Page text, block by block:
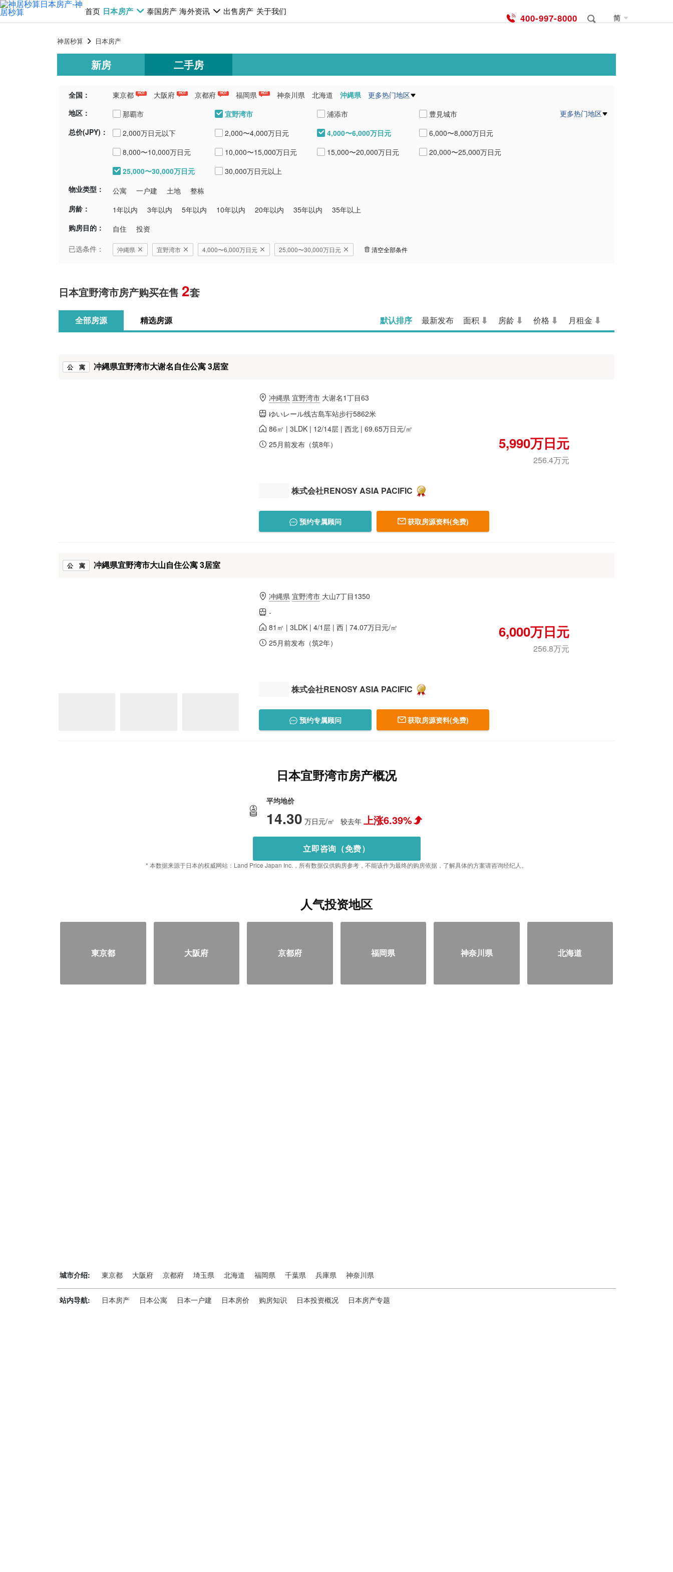
400-997-8000 简
首页 日本房产 泰国房产 海外资讯 出售房产 关于我们
神居秒算 日本房产
新房 二手房
全国： 東京都 HOT 大阪府 HOT 京都府 HOT 福岡県 HOT 神奈川県 北海道 沖縄県
更多热门地区
千葉県
埼玉県 新潟県 愛知県
地区： 那覇市 宜野湾市 浦添市
豊見城市
宮古島市
国頭郡本部町 国頭郡恩納村
中頭郡読谷村
中頭郡中城村
更多热门地区
总价(JPY)：
2,000万日元以下 2,000〜4,000万日元 4,000〜6,000万日元
6,000〜8,000万日元
8,000〜10,000万日元
10,000〜15,000万日元 15,000〜20,000万日元
20,000〜25,000万日元
25,000〜30,000万日元
30,000万日元以上
物业类型：
公寓 一户建 土地
整栋
房龄：
1年以内 3年以内 5年以内 10年以内 20年以内 35年以内
35年以上
购房目的：
自住
投资
已选条件：
沖縄県 宜野湾市 4,000〜6,000万日元 25,000〜30,000万日元 清空全部条件
日本宜野湾市房产购买在售 2套
全部房源 精选房源 默认排序 最新发布 面积 房龄 价格 月租金
公 寓 冲縄県宜野湾市大谢名自住公寓 3居室
冲縄県 宜野湾市 大谢名1丁目63
ゆいレール线古島车站步行5862米
86㎡ | 3LDK | 12/14层 | 西北 | 69.65万日元/㎡
25月前发布（筑8年）
株式会社RENOSY ASIA PACIFIC
预约专属顾问 获取房源资料(免费)
5,990万日元
256.4万元
公 寓 冲縄県宜野湾市大山自住公寓 3居室
冲縄県 宜野湾市 大山7丁目1350
-
81㎡ | 3LDK | 4/1层 | 西 | 74.07万日元/㎡
25月前发布（筑2年）
株式会社RENOSY ASIA PACIFIC
预约专属顾问 获取房源资料(免费)
6,000万日元
256.8万元
日本宜野湾市房产概况
平均地价
14.30 万日元/㎡ 较去年 上涨6.39%
立即咨询（免费）
* 本数据来源于日本的权威网站：Land Price Japan Inc.，所有数据仅供购房参考，不能该作为最终的购房依据，了解具体的方案请咨询经纪人。
人气投资地区
東京都 大阪府 京都府 福岡県 神奈川県 北海道
城市介绍: 東京都 大阪府 京都府 埼玉県 北海道 福岡県 千葉県 兵庫県 神奈川県
站内导航: 日本房产 日本公寓 日本一户建 日本房价 购房知识 日本投资概况 日本房产专题